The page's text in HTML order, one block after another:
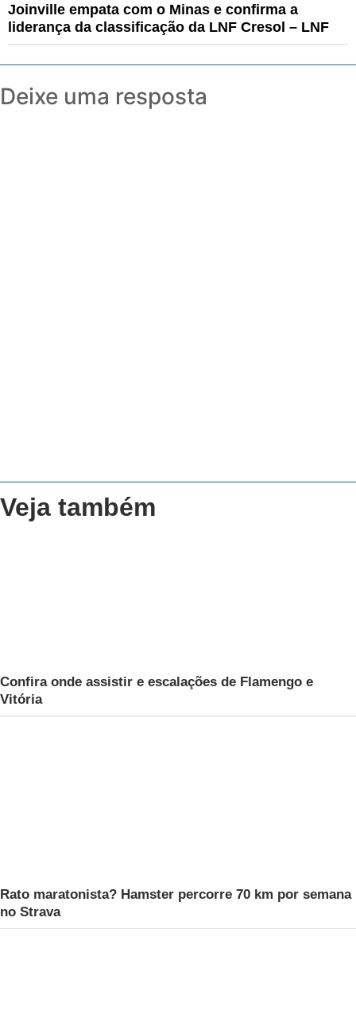
Joinville empata com o Minas e confirma a
liderança da classificação da LNF Cresol – LNF
Deixe uma resposta
Veja também
Confira onde assistir e escalações de Flamengo e
Vitória
Rato maratonista? Hamster percorre 70 km por semana
no Strava